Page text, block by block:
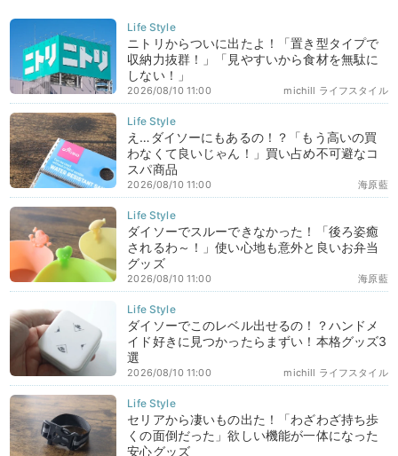
ニトリからついに出たよ！「置き型タイプで
収納力抜群！」「見やすいから食材を無駄に
しない！」
michill ライフスタイル
2026/08/10 11:00
え…ダイソーにもあるの！？「もう高いの買
わなくて良いじゃん！」買い占め不可避なコ
スパ商品
海原藍
2026/08/10 11:00
ダイソーでスルーできなかった！「後ろ姿癒
されるわ～！」使い心地も意外と良いお弁当
グッズ
海原藍
2026/08/10 11:00
ダイソーでこのレベル出せるの！？ハンドメ
イド好きに見つかったらまずい！本格グッズ3
選
michill ライフスタイル
2026/08/10 11:00
セリアから凄いもの出た！「わざわざ持ち歩
くの面倒だった」欲しい機能が一体になった
安心グッズ